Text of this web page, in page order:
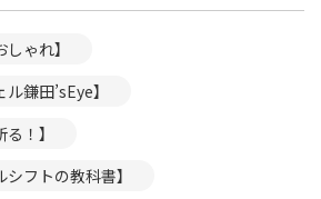
ゃれ】
鎌田’sEye】
！】
フトの教科書】